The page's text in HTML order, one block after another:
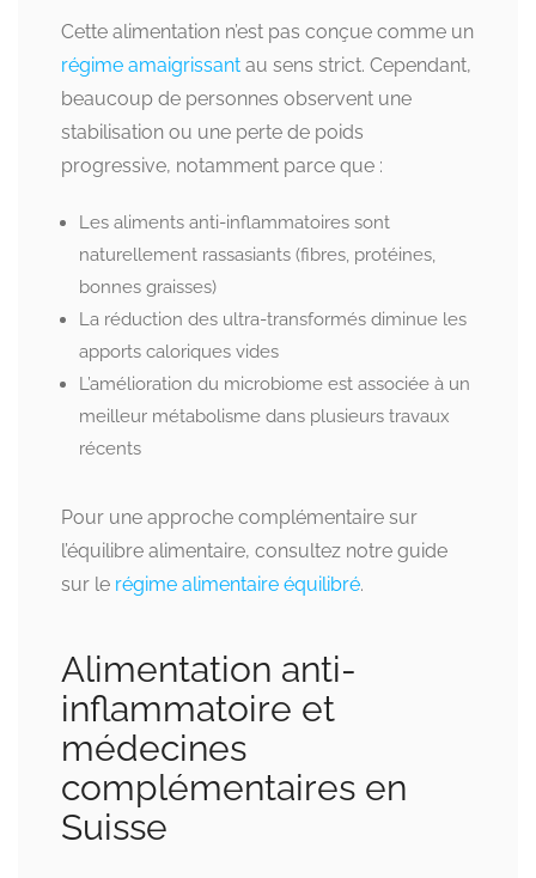
Cette alimentation n’est pas conçue comme un
régime amaigrissant au sens strict. Cependant,
beaucoup de personnes observent une
stabilisation ou une perte de poids
progressive, notamment parce que :
Les aliments anti-inflammatoires sont
naturellement rassasiants (fibres, protéines,
bonnes graisses)
La réduction des ultra-transformés diminue les
apports caloriques vides
L’amélioration du microbiome est associée à un
meilleur métabolisme dans plusieurs travaux
récents
Pour une approche complémentaire sur
l’équilibre alimentaire, consultez notre guide
sur le régime alimentaire équilibré.
Alimentation anti-
inflammatoire et
médecines
complémentaires en
Suisse